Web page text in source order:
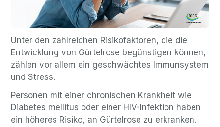
Unter den zahlreichen Risikofaktoren, die die
Entwicklung von Gürtelrose begünstigen können,
zählen vor allem ein geschwächtes Immunsystem
und Stress.
Personen mit einer chronischen Krankheit wie
Diabetes mellitus oder einer HIV-Infektion haben
ein höheres Risiko, an Gürtelrose zu erkranken.